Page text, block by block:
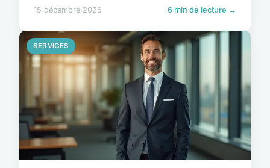
15 décembre 2025 6 min de lecture →
SERVICES